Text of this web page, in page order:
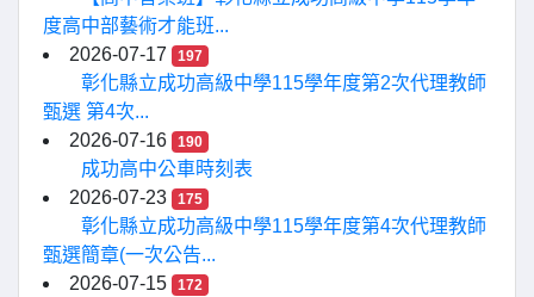
度高中部藝術才能班...
2026-07-17
197
彰化縣立成功高級中學115學年度第2次代理教師
甄選 第4次...
2026-07-16
190
成功高中公車時刻表
2026-07-23
175
彰化縣立成功高級中學115學年度第4次代理教師
甄選簡章(一次公告...
2026-07-15
172